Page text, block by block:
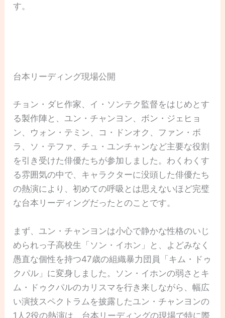
す。
台本リーディング現場公開
チョン・ダヒ作家、イ・ソンテク監督をはじめとす
る製作陣と、ユン・チャンヨン、ボン・ジェヒョ
ン、ウォン・テミン、コ・ドンオク、ファン・ボ
ラ、ソ・テファ、チュ・ユンチャンなど主要な役割
を引き受けた俳優たちが参加しました。わくわくす
る雰囲気の中で、キャラクターに没頭した俳優たち
の熱演により、初めての呼吸とは思えないほど完璧
な台本リーディングだったとのことです。
まず、ユン・チャンヨンは小心で静かな性格のいじ
められっ子高校生「ソン・イホン」と、よどみなく
愚直な個性を持つ47歳の組織暴力団員「キム・ドゥ
クパル」に変身しました。ソン・イホンの弱さとキ
ム・ドゥクパルのカリスマを行き来しながら、幅広
い演技スペクトラムを披露したユン・チャンヨンの
1人2役の熱演は、台本リーディングの現場で特に際